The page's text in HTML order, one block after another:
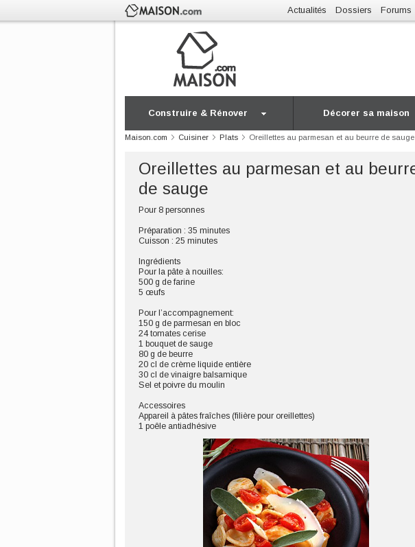
Actualités Dossiers Forums
Construire & Rénover Décorer sa maison
Maison.com Cuisiner Plats Oreillettes au parmesan et au beurre de sauge
Oreillettes au parmesan et au
de sauge
Pour 8 personnes
Préparation : 35 minutes
Cuisson : 25 minutes
Ingrédients
Pour la pâte à nouilles:
500 g de farine
5 œufs
Pour l’accompagnement:
150 g de parmesan en bloc
24 tomates cerise
1 bouquet de sauge
80 g de beurre
20 cl de crème liquide entière
30 cl de vinaigre balsamique
Sel et poivre du moulin
Accessoires
Appareil à pâtes fraîches (filière pour oreillettes)
1 poêle antiadhésive